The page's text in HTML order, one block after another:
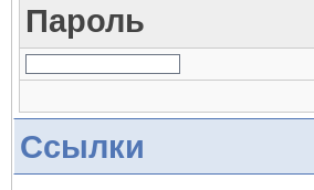
Пароль
Ссылки